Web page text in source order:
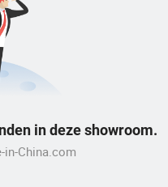
in deze showroom.
in-China.com